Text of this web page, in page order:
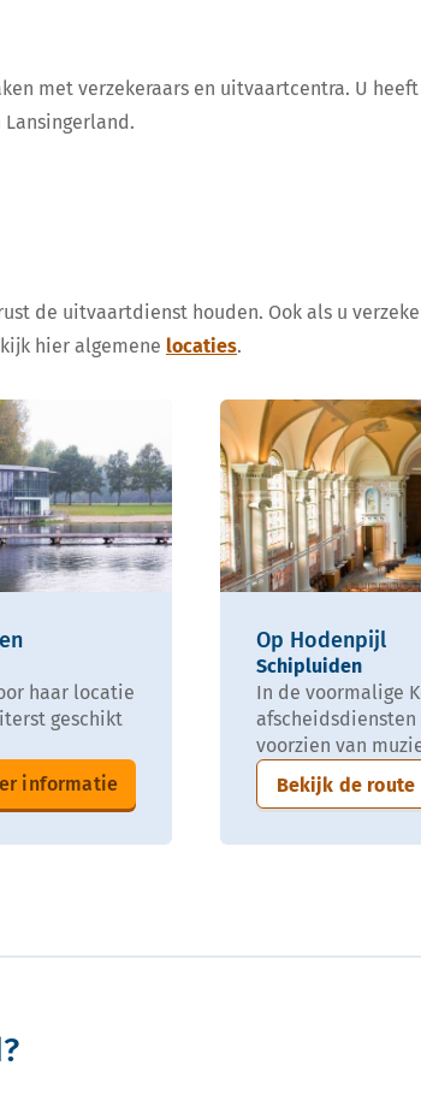
met verzekeraars en uitvaartcentra. U
de uitvaartdienst houden. Ook als u
hier algemene locaties.
haar locatie
geschikt
informatie
Op Hodenpijl
Schipluiden
In de voormalige
afscheidsdiensten
voorzien van
Bekijk de route